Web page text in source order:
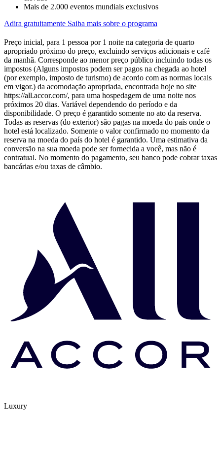
Mais de 2.000 eventos mundiais exclusivos
Adira gratuitamente Saiba mais sobre o programa
Preço inicial, para 1 pessoa por 1 noite na categoria de quarto
apropriado próximo do preço, excluindo serviços adicionais e café
da manhã. Corresponde ao menor preço público incluindo todas os
impostos (Alguns impostos podem ser pagos na chegada ao hotel
(por exemplo, imposto de turismo) de acordo com as normas locais
em vigor.) da acomodação apropriada, encontrada hoje no site
https://all.accor.com/, para uma hospedagem de uma noite nos
próximos 20 dias. Variável dependendo do período e da
disponibilidade. O preço é garantido somente no ato da reserva.
Todas as reservas (do exterior) são pagas na moeda do país onde o
hotel está localizado. Somente o valor confirmado no momento da
reserva na moeda do país do hotel é garantido. Uma estimativa da
conversão na sua moeda pode ser fornecida a você, mas não é
contratual. No momento do pagamento, seu banco pode cobrar taxas
bancárias e/ou taxas de câmbio.
Luxury